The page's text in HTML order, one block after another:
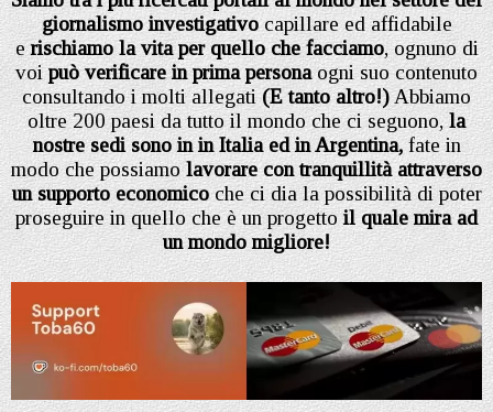
giornalismo investigativocapillare ed affidabile
erischiamo la vita per quello che facciamo, ognuno di
voipuò verificare in prima personaogni suo contenuto
consultando i molti allegati(E tanto altro!)Abbiamo
oltre 200 paesi da tutto il mondo che ci seguono,la
nostre sedi sono in in Italia ed in Argentina,fate in
modo che possiamolavorare con tranquillità attraverso
un supporto economicoche ci dia la possibilità di poter
proseguire in quello che è un progettoil quale mira ad
un mondo migliore!